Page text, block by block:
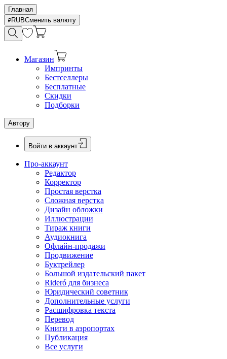
Главная
RUBСменить валюту
Магазин
Импринты
Бестселлеры
Бесплатные
Скидки
Подборки
Автору
Войти в аккаунт
Про-аккаунт
Редактор
Корректор
Простая верстка
Сложная верстка
Дизайн обложки
Иллюстрации
Тираж книги
Аудиокнига
Офлайн-продажи
Продвижение
Буктрейлер
Большой издательский пакет
Rideró для бизнеса
Юридический советник
Дополнительные услуги
Расшифровка текста
Перевод
Книги в аэропортах
Публикация
Все услуги